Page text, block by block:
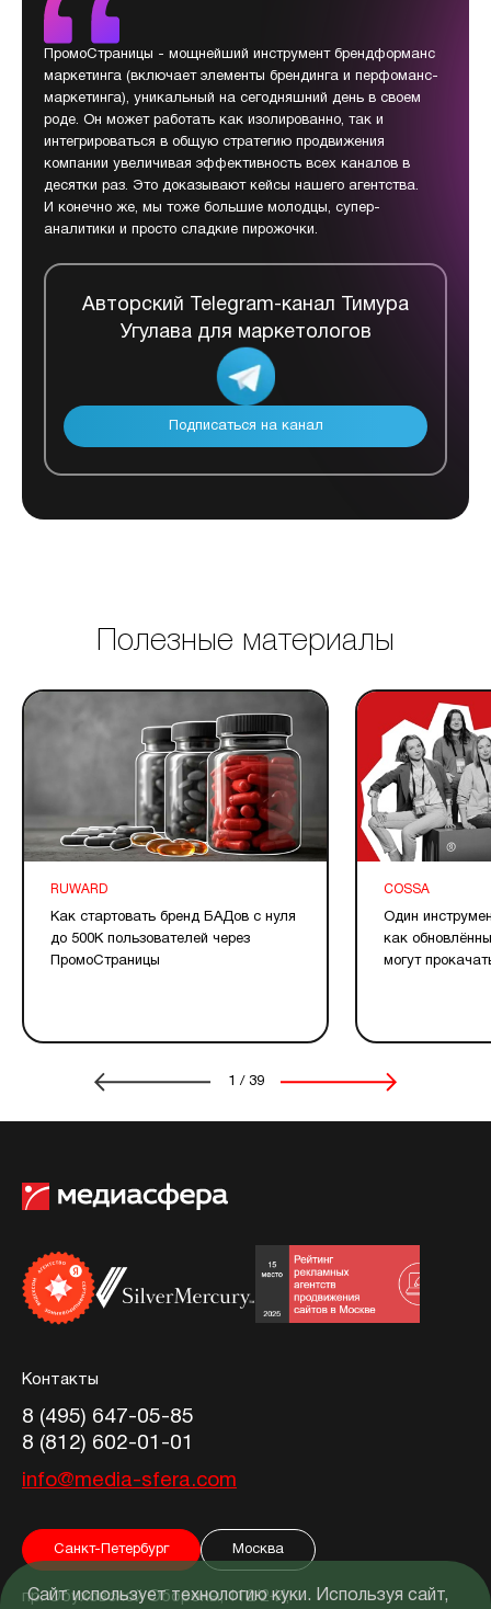
ПромоСтраницы - мощнейший инструмент брендформанс
маркетинга (включает элементы брендинга и перфоманс-
маркетинга), уникальный на сегодняшний день в своем
роде. Он может работать как изолированно, так и
интегрироваться в общую стратегию продвижения
компании увеличивая эффективность всех каналов в
десятки раз. Это доказывают кейсы нашего агентства.
И конечно же, мы тоже большие молодцы, супер-
аналитики и просто сладкие пирожочки.
Авторский Telegram-канал Тимура
Угулава для маркетологов
Подписаться на канал
Полезные материалы
1 / 39
RUWARD
Как стартовать бренд БАДов с нуля
до 500К пользователей через
ПромоСтраницы
COSSA
Один
как
могут
Сайт использует технологию куки. Используя сайт,
Контакты
8 (495) 647-05-85
8 (812) 602-01-01
info@media-sfera.com
Санкт-Петербург Москва
пр. Обуховской Обороны, 112/2-И,